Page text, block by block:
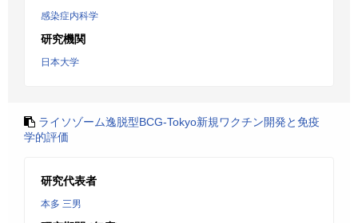
感染症内科学
研究機関
日本大学
ライソゾーム逸脱型BCG-Tokyo新規ワクチン開発と免疫
学的評価
研究代表者
本多 三男